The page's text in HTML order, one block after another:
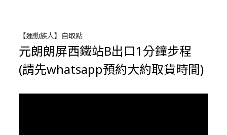
【運動族人】自取點
元朗朗屏西鐵站B出口1分鐘步程
(請先whatsapp預約大約取貨時間)